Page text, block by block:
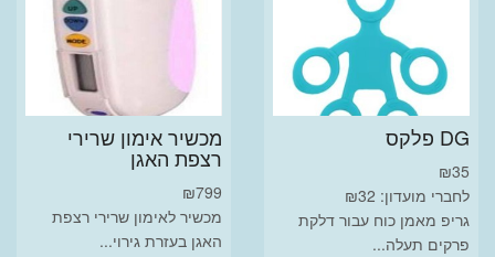
DG פלקס
₪35
לחברי מועדון: ₪32
גריפ מאמן כוח עבור דלקת
פרקים תעלה...
מכשיר אימון שרירי
רצפת האגן
₪799
מכשיר לאימון שרירי רצפת
האגן בעזרת גירוי...